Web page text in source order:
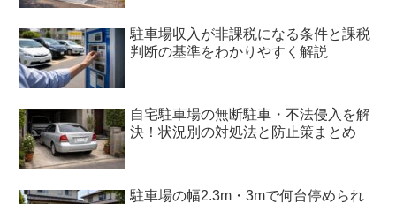
駐車場収入が非課税になる条件と課税
判断の基準をわかりやすく解説
自宅駐車場の無断駐車・不法侵入を解
決！状況別の対処法と防止策まとめ
駐車場の幅2.3m・3mで何台停められ